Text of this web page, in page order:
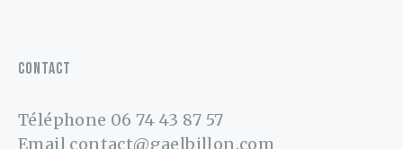
CONTACT
Téléphone 06 74 43 87 57
Email contact@gaelbillon.com